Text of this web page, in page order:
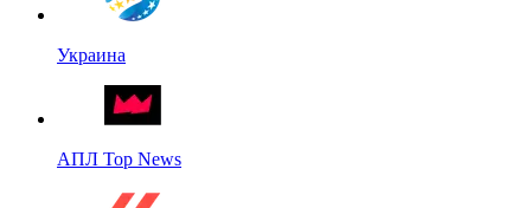
Украина
АПЛ Top News